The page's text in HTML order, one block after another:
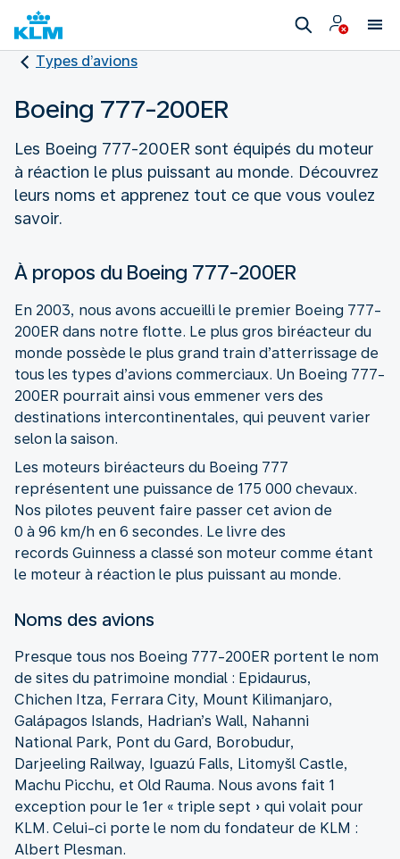
Types d’avions
Boeing 777-200ER
Les Boeing 777-200ER sont équipés du moteur
à réaction le plus puissant au monde. Découvrez
leurs noms et apprenez tout ce que vous voulez
savoir.
À propos du Boeing 777-200ER
En 2003, nous avons accueilli le premier Boeing 777-
200ER dans notre flotte. Le plus gros biréacteur du
monde possède le plus grand train d’atterrissage de
tous les types d’avions commerciaux. Un Boeing 777-
200ER pourrait ainsi vous emmener vers des
destinations intercontinentales, qui peuvent varier
selon la saison.
Les moteurs biréacteurs du Boeing 777
représentent une puissance de 175 000 chevaux.
Nos pilotes peuvent faire passer cet avion de
0 à 96 km/h en 6 secondes. Le livre des
records Guinness a classé son moteur comme étant
le moteur à réaction le plus puissant au monde.
Noms des avions
Presque tous nos Boeing 777-200ER portent le nom
de sites du patrimoine mondial : Epidaurus,
Chichen Itza, Ferrara City, Mount Kilimanjaro,
Galápagos Islands, Hadrian’s Wall, Nahanni
National Park, Pont du Gard, Borobudur,
Darjeeling Railway, Iguazú Falls, Litomyšl Castle,
Machu Picchu, et Old Rauma. Nous avons fait 1
exception pour le 1er « triple sept » qui volait pour
KLM. Celui-ci porte le nom du fondateur de KLM :
Albert Plesman.